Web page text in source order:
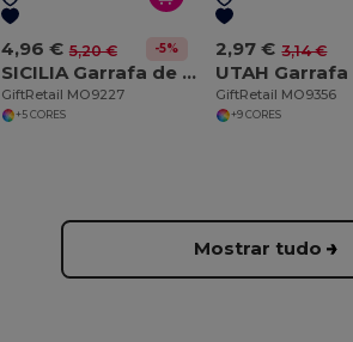
4,96 € 5,20 € -5%
SICILIA Garrafa de desporto 650ml
GiftRetail MO9227
+5 CORES
2,97 € 3,14 €
GiftRetail MO9356
+9 CORES
Mostrar tudo